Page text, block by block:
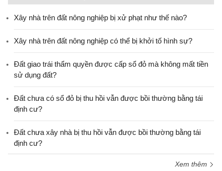
Xây nhà trên đất nông nghiệp bị xử phạt như thế nào?
Xây nhà trên đất nông nghiệp có thể bị khởi tố hình sự?
Đất giao trái thẩm quyền được cấp sổ đỏ mà không mất tiền
sử dụng đất?
Đất chưa có sổ đỏ bị thu hồi vẫn được bồi thường bằng tái
định cư?
Đất chưa xây nhà bị thu hồi vẫn được bồi thường bằng tái
định cư?
Xem thêm